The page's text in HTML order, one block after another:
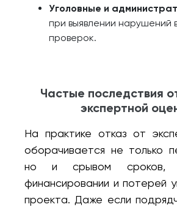
Уголовные и
при выявлении нарушений
проверок.
Частые последствия
экспертной
На практике отказ от
оборачивается не только
но и срывом сроков,
финансировании и потерей
проекта. Даже если